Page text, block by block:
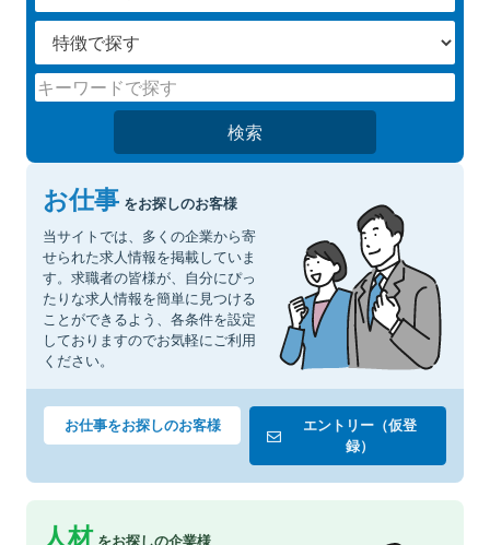
検索
お仕事 をお探しのお客様
当サイトでは、多くの企業から寄
せられた求人情報を掲載していま
す。求職者の皆様が、自分にぴっ
たりな求人情報を簡単に見つける
ことができるよう、各条件を設定
しておりますのでお気軽にご利用
ください。
お仕事をお探しのお客様
エントリー（仮登
録）
人材 をお探しの企業様